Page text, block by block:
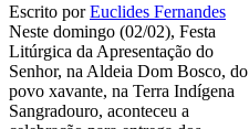
Escrito porEuclides Fernandes
Neste domingo (02/02), Festa
Litúrgica da Apresentação do
Senhor, na Aldeia Dom Bosco, do
povo xavante, na Terra Indígena
Sangradouro, aconteceu a